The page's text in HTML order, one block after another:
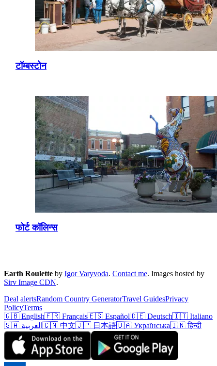
टॉम्बस्टोन
फोर्ट कॉलिन्स
Earth Roulette by Igor Varyvoda. Contact me. Images hosted by
Sirv Image CDN.
Deal alertsRandom Country GeneratorTravel GuidesPrivacy
PolicyTerms
🇬🇧 English🇫🇷 Français🇪🇸 Español🇩🇪 Deutsch🇮🇹 Italiano
🇸🇦 العربية 🇨🇳 中文🇯🇵 日本語🇺🇦 Українська🇮🇳 हिन्दी